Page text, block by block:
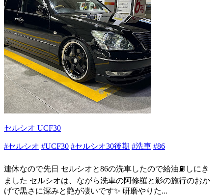
セルシオ UCF30
#セルシオ #UCF30 #セルシオ30後期 #洗車 #86
連休なので先日 セルシオと86の洗車したので給油⛽️しにき
ました セルシオは、ながら洗車の阿修羅と影の施行のおか
げで黒さに深みと艶が凄いです✨ 研磨やりた...